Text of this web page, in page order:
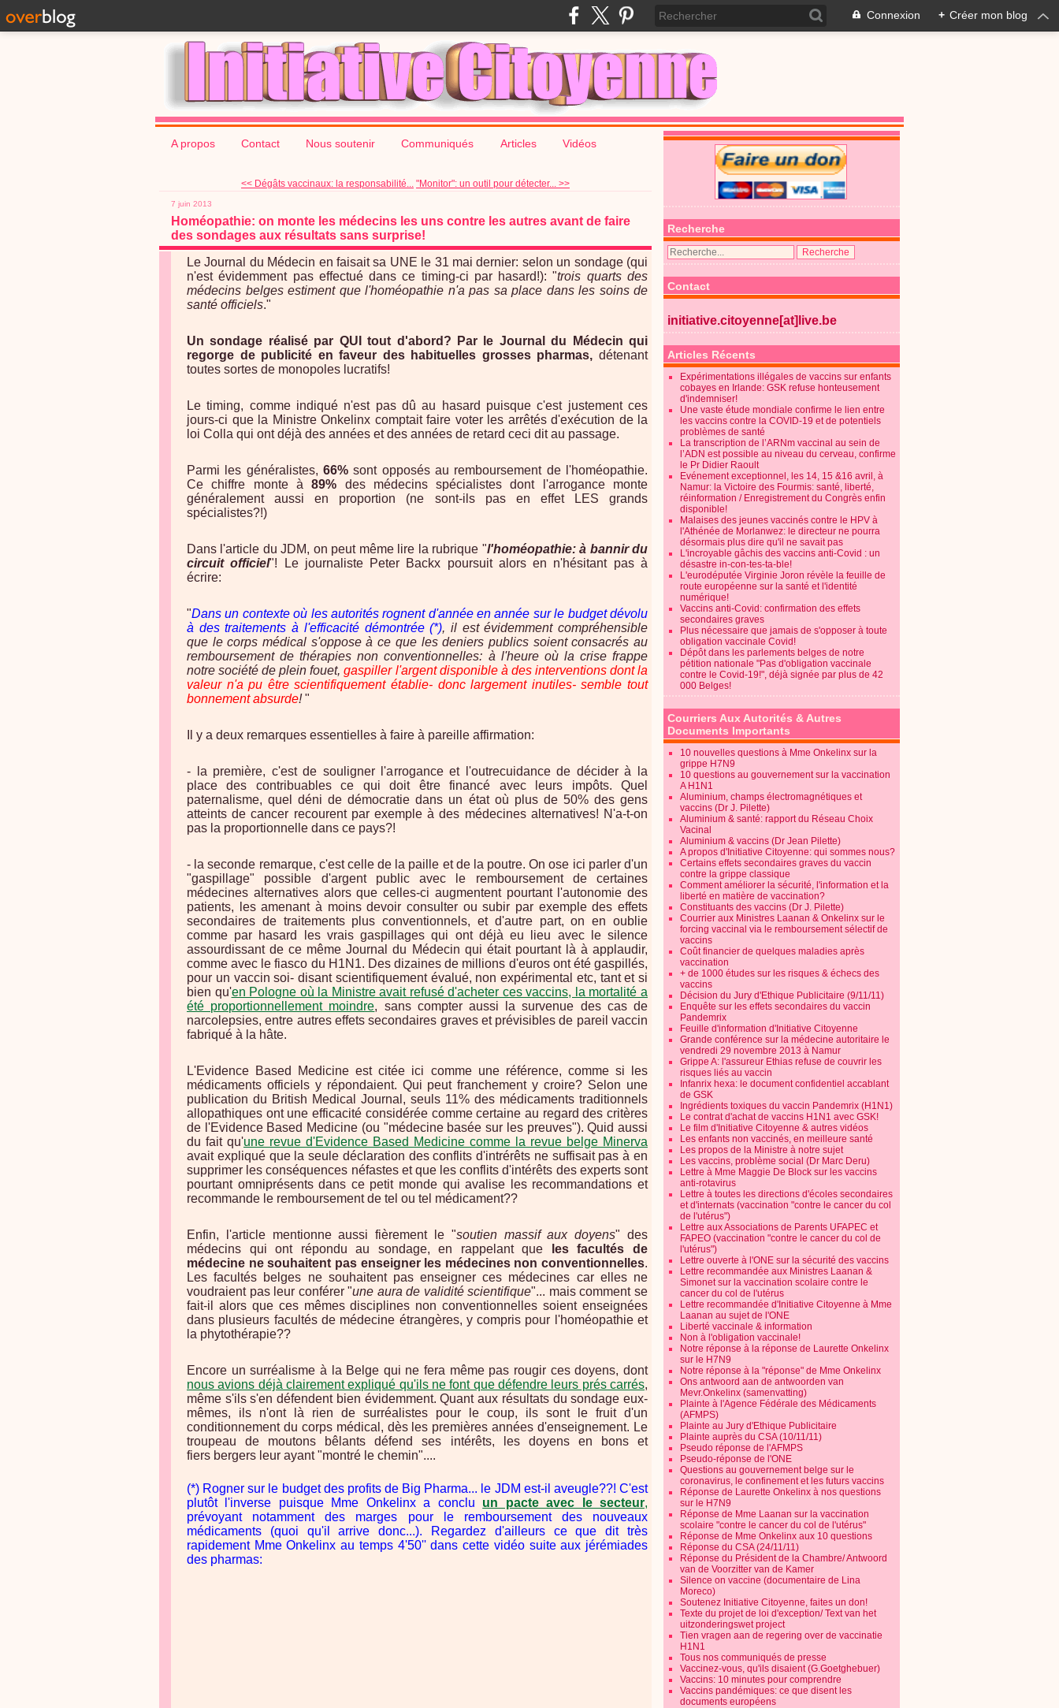
Connexion + Créer mon blog
A propos Contact Nous soutenir Communiqués Articles Vidéos
<< Dégâts vaccinaux: la responsabilité... "Monitor": un outil pour détecter... >>
7 juin 2013
Homéopathie: on monte les médecins les uns contre les autres avant de faire
des sondages aux résultats sans surprise!
Le Journal du Médecin en faisait sa UNE le 31 mai dernier: selon un sondage (qui
n'est évidemment pas effectué dans ce timing-ci par hasard!): "trois quarts des
médecins belges estiment que l'homéopathie n'a pas sa place dans les soins de
santé officiels."
Un sondage réalisé par QUI tout d'abord? Par le Journal du Médecin qui
regorge de publicité en faveur des habituelles grosses pharmas, détenant
toutes sortes de monopoles lucratifs!
Le timing, comme indiqué n'est pas dû au hasard puisque c'est justement ces
jours-ci que la Ministre Onkelinx comptait faire voter les arrêtés d'exécution de la
loi Colla qui ont déjà des années et des années de retard ceci dit au passage.
Parmi les généralistes, 66% sont opposés au remboursement de l'homéopathie.
Ce chiffre monte à89% des médecins spécialistes dont l'arrogance monte
généralement aussi en proportion (ne sont-ils pas en effet LES grands
spécialistes?!)
Dans l'article du JDM, on peut même lire la rubrique "l'homéopathie: à bannir du
circuit officiel"! Le journaliste Peter Backx poursuit alors en n'hésitant pas à
écrire:
"Dans un contexte où les autorités rognent d'année en année sur le budget dévolu
à des traitements à l'efficacité démontrée (*), il est évidemment compréhensible
que le corps médical s'oppose à ce que les deniers publics soient consacrés au
remboursement de thérapies non conventionnelles: à l'heure où la crise frappe
notre société de plein fouet,gaspiller l'argent disponible à des interventions dont la
valeur n'a pu être scientifiquement établie- donc largement inutiles- semble tout
bonnement absurde!"
Il y a deux remarques essentielles à faire à pareille affirmation:
- la première, c'est de souligner l'arrogance et l'outrecuidance de décider à la
place des contribuables ce qui doit être financé avec leurs impôts. Quel
paternalisme, quel déni de démocratie dans un état où plus de 50% des gens
atteints de cancer recourent par exemple à des médecines alternatives! N'a-t-on
pas la proportionnelle dans ce pays?!
- la seconde remarque, c'est celle de la paille et de la poutre. On ose ici parler d'un
"gaspillage" possible d'argent public avec le remboursement de certaines
médecines alternatives alors que celles-ci augmentent pourtant l'autonomie des
patients, les amenant à moins devoir consulter ou subir par exemple des effets
secondaires de traitements plus conventionnels, et d'autre part, on en oublie
comme par hasard les vrais gaspillages qui ont déjà eu lieu avec le silence
assourdissant de ce même Journal du Médecin qui était pourtant là à applaudir,
comme avec le fiasco du H1N1. Des dizaines de millions d'euros ont été gaspillés,
pour un vaccin soi- disant scientifiquement évalué, non expérimental etc, tant et si
bien qu'en Pologne où la Ministre avait refusé d'acheter ces vaccins, la mortalité a
été proportionnellement moindre, sans compter aussi la survenue des cas de
narcolepsies, entre autres effets secondaires graves et prévisibles de pareil vaccin
fabriqué à la hâte.
L'Evidence Based Medicine est citée ici comme une référence, comme si les
médicaments officiels y répondaient. Qui peut franchement y croire? Selon une
publication du British Medical Journal, seuls 11% des médicaments traditionnels
allopathiques ont une efficacité considérée comme certaine au regard des critères
de l'Evidence Based Medicine (ou "médecine basée sur les preuves"). Quid aussi
du fait qu'une revue d'Evidence Based Medicine comme la revue belge Minerva
avait expliqué que la seule déclaration des conflits d'intrérêts ne suffisait pas à en
supprimer les conséquences néfastes et que les conflits d'intérêts des experts sont
pourtant omniprésents dans ce petit monde qui avalise les recommandations et
recommande le remboursement de tel ou tel médicament??
Enfin, l'article mentionne aussi fièrement le "soutien massif aux doyens" des
médecins qui ont répondu au sondage, en rappelant que
les facultés de
médecine ne souhaitent pas enseigner les médecines non conventionnelles.
Les facultés belges ne souhaitent pas enseigner ces médecines car elles ne
voudraient pas leur conférer "une aura de validité scientifique"... mais comment se
fait-il alors que ces mêmes disciplines non conventionnelles soient enseignées
dans plusieurs facultés de médecine étrangères, y compris pour l'homéopathie et
la phytothérapie??
Encore un surréalisme à la Belge qui ne fera même pas rougir ces doyens, dont
nous avions déjà clairement expliqué qu'ils ne font que défendre leurs prés carrés,
même s'ils s'en défendent bien évidemment. Quant aux résultats du sondage eux-
mêmes, ils n'ont là rien de surréalistes pour le coup, ils sont le fruit d'un
conditionnement du corps médical, dès les premières années d'enseignement. Le
troupeau de moutons bêlants défend ses intérêts, les doyens en bons et
fiers bergers leur ayant "montré le chemin"....
(*) Rogner sur le budget des profits de Big Pharma... le JDM est-il aveugle??! C'est
plutôt l'inverse puisque Mme Onkelinx a conclu un pacte avec le secteur,
prévoyant notamment des marges pour le remboursement des nouveaux
médicaments (quoi qu'il arrive donc...). Regardez d'ailleurs ce que dit très
rapidement Mme Onkelinx au temps 4'50'' dans cette vidéo suite aux jérémiades
des pharmas:
Recherche
Contact
initiative.citoyenne[at]live.be
Articles Récents
Expérimentations illégales de vaccins sur enfants
cobayes en Irlande: GSK refuse honteusement
d'indemniser!
Une vaste étude mondiale confirme le lien entre
les vaccins contre la COVID-19 et de potentiels
problèmes de santé
La transcription de l’ARNm vaccinal au sein de
l’ADN est possible au niveau du cerveau, confirme
le Pr Didier Raoult
Evénement exceptionnel, les 14, 15 &16 avril, à
Namur: la Victoire des Fourmis: santé, liberté,
réinformation / Enregistrement du Congrès enfin
disponible!
Malaises des jeunes vaccinés contre le HPV à
l'Athénée de Morlanwez: le directeur ne pourra
désormais plus dire qu'il ne savait pas
L'incroyable gâchis des vaccins anti-Covid : un
désastre in-con-tes-ta-ble!
L'eurodéputée Virginie Joron révèle la feuille de
route européenne sur la santé et l'identité
numérique!
Vaccins anti-Covid: confirmation des effets
secondaires graves
Plus nécessaire que jamais de s'opposer à toute
obligation vaccinale Covid!
Dépôt dans les parlements belges de notre
pétition nationale "Pas d'obligation vaccinale
contre le Covid-19!", déjà signée par plus de 42
000 Belges!
Courriers Aux Autorités & Autres
Documents Importants
10 nouvelles questions à Mme Onkelinx sur la
grippe H7N9
10 questions au gouvernement sur la vaccination
A H1N1
Aluminium, champs électromagnétiques et
vaccins (Dr J. Pilette)
Aluminium & santé: rapport du Réseau Choix
Vacinal
Aluminium & vaccins (Dr Jean Pilette)
A propos d'Initiative Citoyenne: qui sommes nous?
Certains effets secondaires graves du vaccin
contre la grippe classique
Comment améliorer la sécurité, l'information et la
liberté en matière de vaccination?
Constituants des vaccins (Dr J. Pilette)
Courrier aux Ministres Laanan & Onkelinx sur le
forcing vaccinal via le remboursement sélectif de
vaccins
Coût financier de quelques maladies après
vaccination
+ de 1000 études sur les risques & échecs des
vaccins
Décision du Jury d'Ethique Publicitaire (9/11/11)
Enquête sur les effets secondaires du vaccin
Pandemrix
Feuille d'information d'Initiative Citoyenne
Grande conférence sur la médecine autoritaire le
vendredi 29 novembre 2013 à Namur
Grippe A: l'assureur Ethias refuse de couvrir les
risques liés au vaccin
Infanrix hexa: le document confidentiel accablant
de GSK
Ingrédients toxiques du vaccin Pandemrix (H1N1)
Le contrat d'achat de vaccins H1N1 avec GSK!
Le film d'Initiative Citoyenne & autres vidéos
Les enfants non vaccinés, en meilleure santé
Les propos de la Ministre à notre sujet
Les vaccins, problème social (Dr Marc Deru)
Lettre à Mme Maggie De Block sur les vaccins
anti-rotavirus
Lettre à toutes les directions d'écoles secondaires
et d'internats (vaccination "contre le cancer du col
de l'utérus")
Lettre aux Associations de Parents UFAPEC et
FAPEO (vaccination "contre le cancer du col de
l'utérus")
Lettre ouverte à l'ONE sur la sécurité des vaccins
Lettre recommandée aux Ministres Laanan &
Simonet sur la vaccination scolaire contre le
cancer du col de l'utérus
Lettre recommandée d'Initiative Citoyenne à Mme
Laanan au sujet de l'ONE
Liberté vaccinale & information
Non à l'obligation vaccinale!
Notre réponse à la réponse de Laurette Onkelinx
sur le H7N9
Notre réponse à la "réponse" de Mme Onkelinx
Ons antwoord aan de antwoorden van
Mevr.Onkelinx (samenvatting)
Plainte à l'Agence Fédérale des Médicaments
(AFMPS)
Plainte au Jury d'Ethique Publicitaire
Plainte auprès du CSA (10/11/11)
Pseudo réponse de l'AFMPS
Pseudo-réponse de l'ONE
Questions au gouvernement belge sur le
coronavirus, le confinement et les futurs vaccins
Réponse de Laurette Onkelinx à nos questions
sur le H7N9
Réponse de Mme Laanan sur la vaccination
scolaire "contre le cancer du col de l'utérus"
Réponse de Mme Onkelinx aux 10 questions
Réponse du CSA (24/11/11)
Réponse du Président de la Chambre/ Antwoord
van de Voorzitter van de Kamer
Silence on vaccine (documentaire de Lina
Moreco)
Soutenez Initiative Citoyenne, faites un don!
Texte du projet de loi d'exception/ Text van het
uitzonderingswet project
Tien vragen aan de regering over de vaccinatie
H1N1
Tous nos communiqués de presse
Vaccinez-vous, qu'ils disaient (G.Goetghebuer)
Vaccins: 10 minutes pour comprendre
Vaccins pandémiques: ce que disent les
documents européens